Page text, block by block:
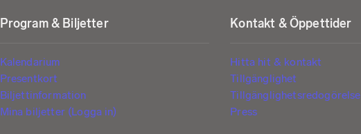
Program & Biljetter
Kalendarium
Presentkort
Biljettinformation
Mina biljetter (Logga in)
Kontakt & Öppettider
Hitta hit & kontakt
Tillgänglighet
Tillgänglighetsredogörelse
Press